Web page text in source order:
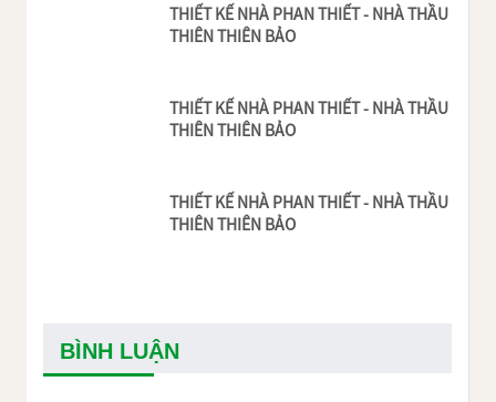
THIẾT KẾ NHÀ PHAN THIẾT - NHÀ THẦU
THIÊN THIÊN BẢO
THIẾT KẾ NHÀ PHAN THIẾT - NHÀ THẦU
THIÊN THIÊN BẢO
THIẾT KẾ NHÀ PHAN THIẾT - NHÀ THẦU
THIÊN THIÊN BẢO
BÌNH LUẬN